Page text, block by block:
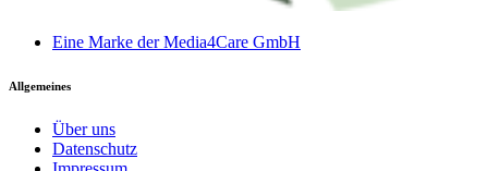
Eine Marke der Media4Care GmbH
Allgemeines
Über uns
Datenschutz